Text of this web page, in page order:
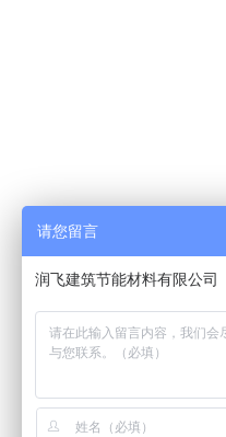
请您留言
润飞建筑节能材料有限公司